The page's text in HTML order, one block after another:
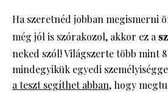
Ha szeretnéd jobban megismerni
még jól is szórakozol, akkor ez a
neked szól! Világszerte több mint
mindegyikük egyedi
a teszt segíthet abban, hogy